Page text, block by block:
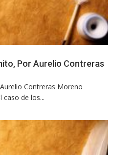
Por Aurelio Contreras
Contreras Moreno
caso de los...